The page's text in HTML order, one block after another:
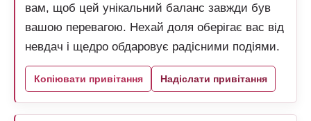
вам, щоб цей унікальний баланс завжди був
вашою перевагою. Нехай доля оберігає вас від
невдач і щедро обдаровує радісними подіями.
Копіювати привітання Надіслати привітання